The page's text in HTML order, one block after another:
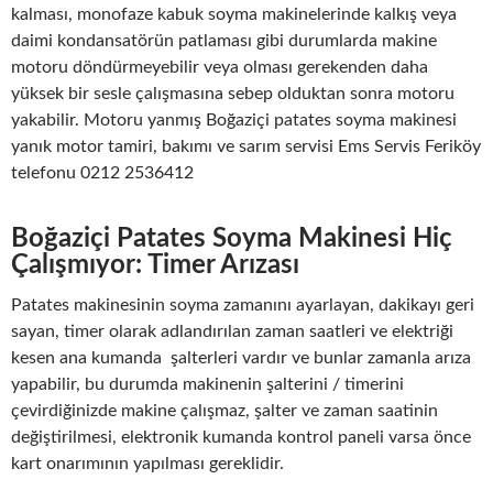
kalması, monofaze kabuk soyma makinelerinde kalkış veya
daimi kondansatörün patlaması gibi durumlarda makine
motoru döndürmeyebilir veya olması gerekenden daha
yüksek bir sesle çalışmasına sebep olduktan sonra motoru
yakabilir. Motoru yanmış Boğaziçi patates soyma makinesi
yanık motor tamiri, bakımı ve sarım servisi Ems Servis Feriköy
telefonu 0212 2536412
Boğaziçi Patates Soyma Makinesi Hiç
Çalışmıyor: Timer Arızası
Patates makinesinin soyma zamanını ayarlayan, dakikayı geri
sayan, timer olarak adlandırılan zaman saatleri ve elektriği
kesen ana kumanda şalterleri vardır ve bunlar zamanla arıza
yapabilir, bu durumda makinenin şalterini / timerini
çevirdiğinizde makine çalışmaz, şalter ve zaman saatinin
değiştirilmesi, elektronik kumanda kontrol paneli varsa önce
kart onarımının yapılması gereklidir.